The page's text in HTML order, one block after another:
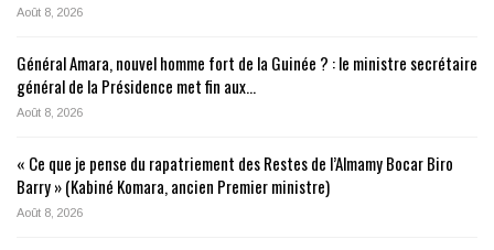
Août 8, 2026
Général Amara, nouvel homme fort de la Guinée ? : le ministre secrétaire
général de la Présidence met fin aux…
Août 8, 2026
« Ce que je pense du rapatriement des Restes de l’Almamy Bocar Biro
Barry » (Kabiné Komara, ancien Premier ministre)
Août 8, 2026